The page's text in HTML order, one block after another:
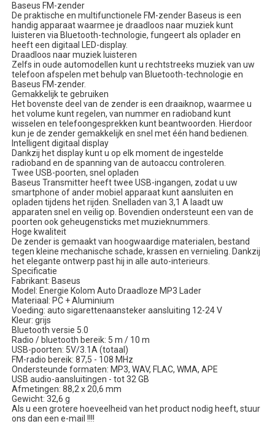
Baseus FM-zender
De praktische en multifunctionele FM-zender Baseus is een
handig apparaat waarmee je draadloos naar muziek kunt
luisteren via Bluetooth-technologie, fungeert als oplader en
heeft een digitaal LED-display.
Draadloos naar muziek luisteren
Zelfs in oude automodellen kunt u rechtstreeks muziek van uw
telefoon afspelen met behulp van Bluetooth-technologie en
Baseus FM-zender.
Gemakkelijk te gebruiken
Het bovenste deel van de zender is een draaiknop, waarmee u
het volume kunt regelen, van nummer en radioband kunt
wisselen en telefoongesprekken kunt beantwoorden. Hierdoor
kun je de zender gemakkelijk en snel met één hand bedienen.
Intelligent digitaal display
Dankzij het display kunt u op elk moment de ingestelde
radioband en de spanning van de autoaccu controleren.
Twee USB-poorten, snel opladen
Baseus Transmitter heeft twee USB-ingangen, zodat u uw
smartphone of ander mobiel apparaat kunt aansluiten en
opladen tijdens het rijden. Snelladen van 3,1 A laadt uw
apparaten snel en veilig op. Bovendien ondersteunt een van de
poorten ook geheugensticks met muzieknummers.
Hoge kwaliteit
De zender is gemaakt van hoogwaardige materialen, bestand
tegen kleine mechanische schade, krassen en vernieling. Dankzij
het elegante ontwerp past hij in alle auto-interieurs.
Specificatie
Fabrikant: Baseus
Model: Energie Kolom Auto Draadloze MP3 Lader
Materiaal: PC + Aluminium
Voeding: auto sigarettenaansteker aansluiting 12-24 V
Kleur: grijs
Bluetooth versie 5.0
Radio / bluetooth bereik: 5 m / 10 m
USB-poorten: 5V/3.1A (totaal)
FM-radio bereik: 87,5 - 108 MHz
Ondersteunde formaten: MP3, WAV, FLAC, WMA, APE
USB audio-aansluitingen - tot 32 GB
Afmetingen: 88,2 x 20,6 mm
Gewicht: 32,6 g
Als u een grotere hoeveelheid van het product nodig heeft, stuur
ons dan een e-mail !!!!